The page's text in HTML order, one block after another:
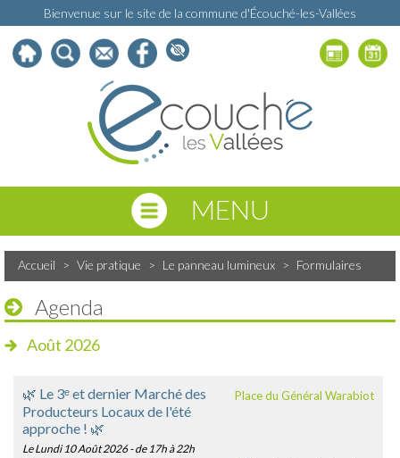
Bienvenue sur le site de la commune d'Écouché-les-Vallées
MENU
Accueil > Vie pratique > Le panneau lumineux > Formulaires
Agenda
Août 2026
Place du Général Warabiot
🌿 Le 3ᵉ et dernier Marché des
Producteurs Locaux de l'été
approche ! 🌿
Le Lundi 10 Août 2026- de 17h à 22h